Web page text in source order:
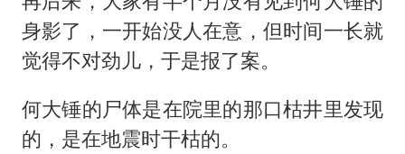
身影了，一开始没人在意，但时间一长就
觉得不对劲儿，于是报了案。
何大锤的尸体是在院里的那口枯井里发现
的，是在地震时干枯的。